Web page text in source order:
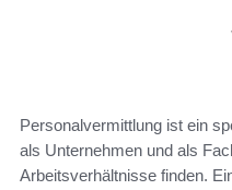
Personalvermittlung ist ein
als Unternehmen und als
Arbeitsverhältnisse finden.